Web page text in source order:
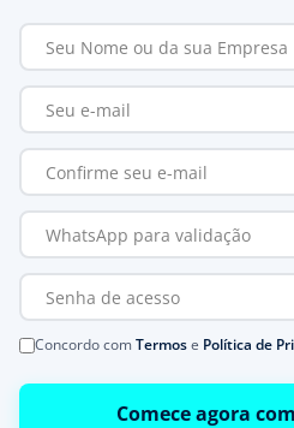
Concordo comTermose Política de
Comece agora